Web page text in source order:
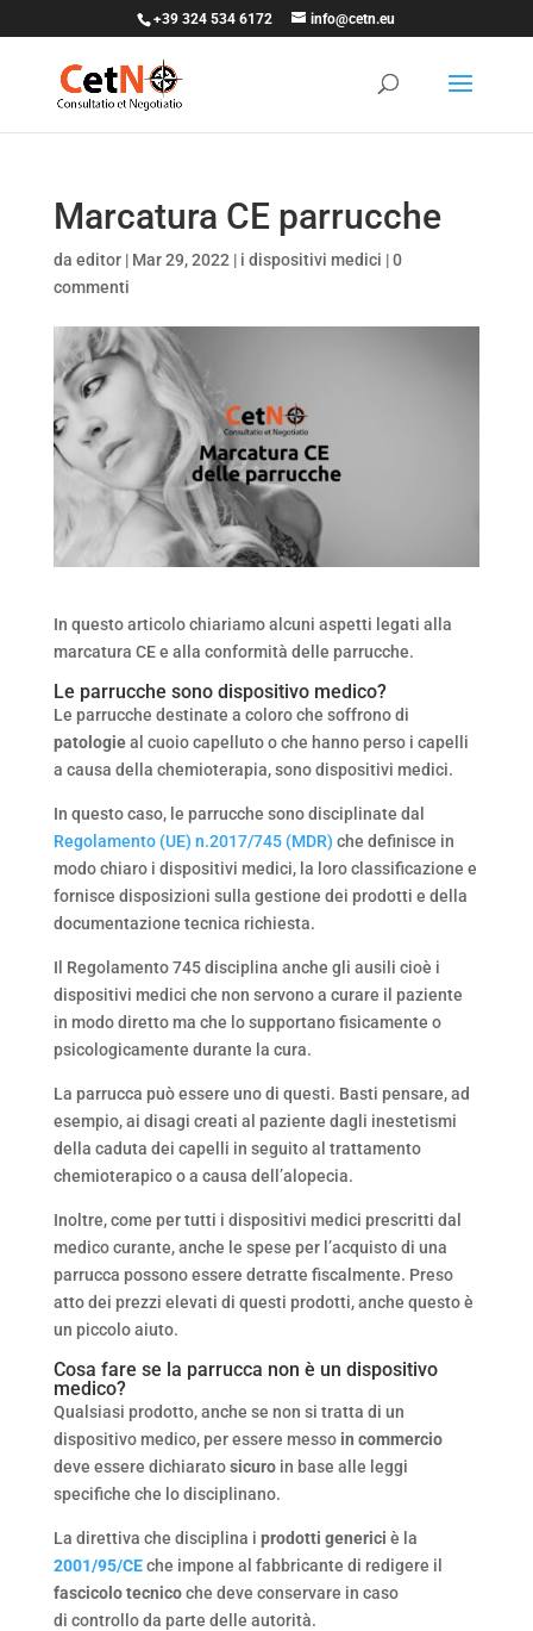
+39 324 534 6172 info@cetn.eu
Marcatura CE parrucche
da editor| Mar 29, 2022 | i dispositivi medici |0
commenti
In questo articolo chiariamo alcuni aspetti legati alla
marcatura CE e alla conformità delle parrucche.
Le parrucche sono dispositivo medico?
Le parrucche destinate a coloro che soffrono di
patologieal cuoio capelluto o che hanno perso i capelli
a causa della chemioterapia, sono dispositivi medici.
In questo caso, le parrucche sono disciplinate dal
Regolamento (UE) n.2017/745 (MDR) che definisce in
modo chiaro i dispositivi medici, la loro classificazione e
fornisce disposizioni sulla gestione dei prodotti e della
documentazione tecnica richiesta.
Il Regolamento 745 disciplina anche gli ausili cioè i
dispositivi medici che non servono a curare il paziente
in modo diretto ma che lo supportano fisicamente o
psicologicamente durante la cura.
La parrucca può essere uno di questi. Basti pensare, ad
esempio, ai disagi creati al paziente dagli inestetismi
della caduta dei capelli in seguito al trattamento
chemioterapico o a causa dell’alopecia.
Inoltre, come per tutti i dispositivi medici prescritti dal
medico curante, anche le spese per l’acquisto di una
parrucca possono essere detratte fiscalmente. Preso
atto dei prezzi elevati di questi prodotti, anche questo è
un piccolo aiuto.
Cosa fare se la parrucca non è un dispositivo
medico?
Qualsiasi prodotto, anche se non si tratta di un
dispositivo medico, per essere messo in commercio
deve essere dichiaratosicuroin base alle leggi
specifiche che lo disciplinano.
La direttiva che disciplina i prodotti generici è la
2001/95/CEche impone al fabbricante di redigere il
fascicolo tecnicoche deve conservare in caso
di controllo da parte delle autorità.